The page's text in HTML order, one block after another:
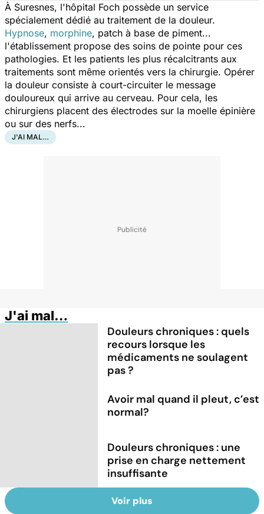
À Suresnes, l'hôpital Foch possède un service
spécialement dédié au traitement de la douleur.
Hypnose, morphine, patch à base de piment...
l'établissement propose des soins de pointe pour ces
pathologies. Et les patients les plus récalcitrants aux
traitements sont même orientés vers la chirurgie. Opérer
la douleur consiste à court-circuiter le message
douloureux qui arrive au cerveau. Pour cela, les
chirurgiens placent des électrodes sur la moelle épinière
ou sur des nerfs...
J'AI MAL…
J'ai mal…
Douleurs chroniques : quels
recours lorsque les
médicaments ne soulagent
pas ?
Avoir mal quand il pleut, c’est
normal?
Douleurs chroniques : une
prise en charge nettement
insuffisante
Voir plus